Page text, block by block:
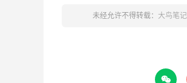
未经允许不得转载： 大鸟笔记
